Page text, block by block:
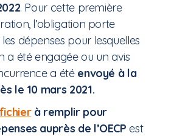
. Pour cette première
l’obligation porte
dépenses pour lesquelles
a été engagée ou un avis
a été envoyé à la
le 10 mars 2021.
à remplir pour
auprès de l’OECP est